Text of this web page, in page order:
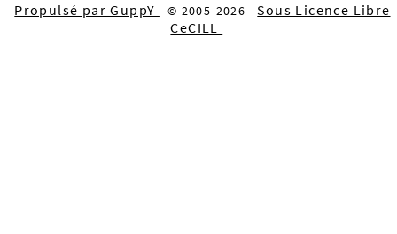
Propulsé par GuppY © 2005-2026Sous Licence Libre
CeCILL